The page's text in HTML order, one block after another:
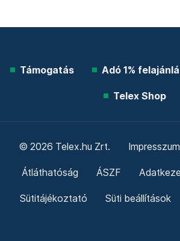
Támogatás Adó 1%
Telex Shop
© 2026 Telex.hu Zrt. Impresszum
Átláthatóság ÁSZF
Sütitájékoztató Süti beállítások